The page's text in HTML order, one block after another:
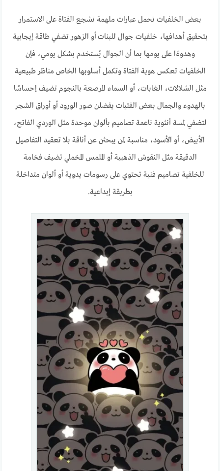
بعض الخلفيات تحمل عبارات ملهمة تشجع الفتاة على الاستمرار
بتحقيق أهدافها، خلفيات جوال للبنات أو الزهور تضفي طاقة إيجابية
وهدوءًا على يومها بما أن الجوال يُستخدم بشكل يومي، فإن
الخلفيات تعكس هوية الفتاة وتكمل أسلوبها الخاص مناظر طبيعية
مثل الشلالات، الغابات، أو السماء المرصعة بالنجوم تضيف إحساسًا
بالهدوء والجمال بعض الفتيات يفضلن صور الورود أو أوراق الشجر
لتضفي لمسة أنثوية ناعمة تصاميم بألوان موحدة مثل الوردي الفاتح،
الأبيض، أو الأسود، مناسبة لمن يبحثن عن أناقة بلا تعقيد التفاصيل
الدقيقة مثل النقوش الذهبية أو الملمس المخملي تضيف فخامة
للخلفية تصاميم فنية تحتوي على رسومات يدوية أو ألوان متداخلة
بطريقة إبداعية.